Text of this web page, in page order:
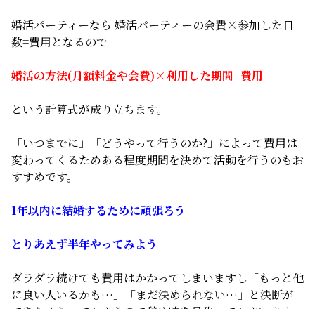
婚活パーティーなら 婚活パーティーの会費×参加した日
数=費用となるので
婚活の方法(月額料金や会費)×利用した期間=費用
という計算式が成り立ちます。
「いつまでに」「どうやって行うのか?」によって費用は
変わってくるためある程度期間を決めて活動を行うのもお
すすめです。
1年以内に結婚するために頑張ろう
とりあえず半年やってみよう
ダラダラ続けても費用はかかってしまいますし「もっと他
に良い人いるかも…」「まだ決められない…」と決断が